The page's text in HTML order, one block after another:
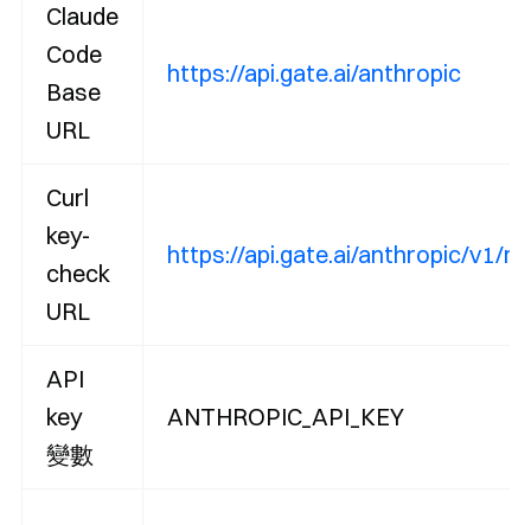
Claude
Code
Base
URL
https://api.gate.ai/anthropic
Curl
key-
check
URL
https://api.gate.ai/anthropic/v1/
API
key
變數
ANTHROPIC_API_KEY